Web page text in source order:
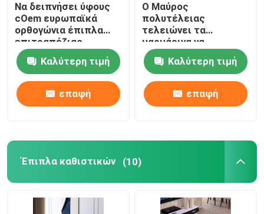
faux μαρμάρινος να δειπνήσει πίνακας
Επιτραπέζιο γραφείο TV
Να δειπνήσει ύφους
cOem ευρωπαϊκά
ορθογώνια έπιπλα
επιτραπέζιας
καθορισμένα
μαρμάρινα
τραπεζαρίας
Καλύτερη τιμή
επαφή
Ο Μαύρος
πολυτέλειας
τελειώνει τα
μαρμάρινα να
δειπνήσει εγχώρια
έπιπλα ανώτατης
τραπεζαρίας πινάκων
και πινάκων εδρών
Καλύτερη τιμή
επαφή
Έπιπλα καθιστικών (10)